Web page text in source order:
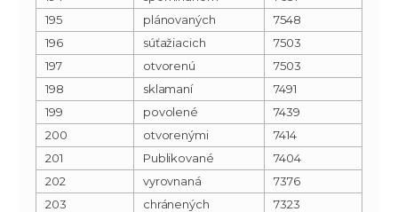
195
plánovaných
7548
196
súťažiacich
7503
197
otvorenú
7503
198
sklamaní
7491
199
povolené
7439
200
otvorenými
7414
201
Publikované
7404
202
vyrovnaná
7376
203
chránených
7323